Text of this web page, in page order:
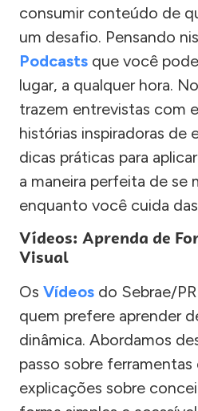
consumir conteúdo de
um desafio. Pensando
Podcasts que você
lugar, a qualquer hora.
trazem entrevistas com
histórias inspiradoras de
dicas práticas para
a maneira perfeita de se
enquanto você cuida
Vídeos: Aprenda de
Visual
Os Vídeos do Sebrae/
quem prefere aprender
dinâmica. Abordamos
passo sobre
explicações sobre